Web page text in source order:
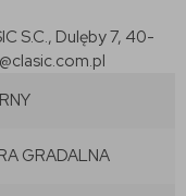
S.C., Dulęby 7, 40-
GRADALNA